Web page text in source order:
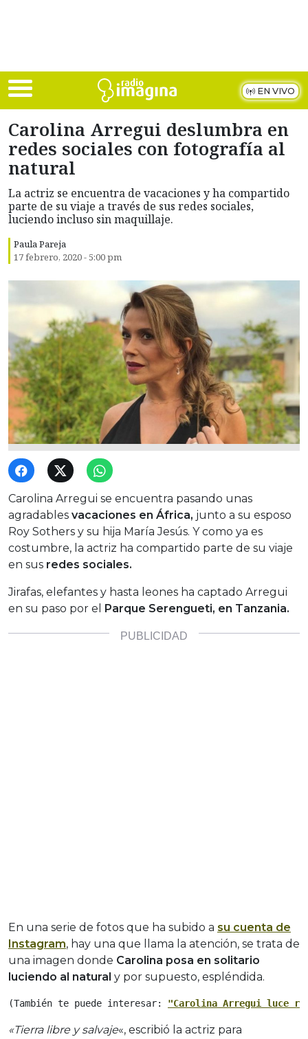
EN VIVO
Carolina Arregui deslumbra en
redes sociales con fotografía al
natural
La actriz se encuentra de vacaciones y ha compartido
parte de su viaje a través de sus redes sociales,
luciendo incluso sin maquillaje.
Paula Pareja
17 febrero, 2020 - 5:00 pm
Carolina Arregui se encuentra pasando unas
agradables vacaciones en África, junto a su esposo
Roy Sothers y su hija María Jesús. Y como ya es
costumbre, la actriz ha compartido parte de su viaje
en sus redes sociales.
Jirafas, elefantes y hasta leones ha captado Arregui
en su paso por el
Parque Serengueti, en Tanzania.
En una serie de fotos que ha subido a su cuenta de
Instagram, hay una que llama la atención, se trata de
una imagen donde Carolina posa en solitario
luciendo al natural y por supuesto, espléndida.
(También te puede interesar: "Carolina Arregui luce
«Tierra libre y salvaje«, escribió la actriz para